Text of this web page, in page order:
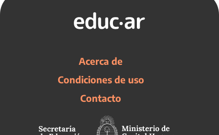
Acerca de
Condiciones de uso
Contacto